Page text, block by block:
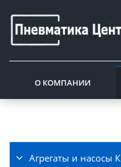
О КОМПАНИИ
Агрегаты и насосы К